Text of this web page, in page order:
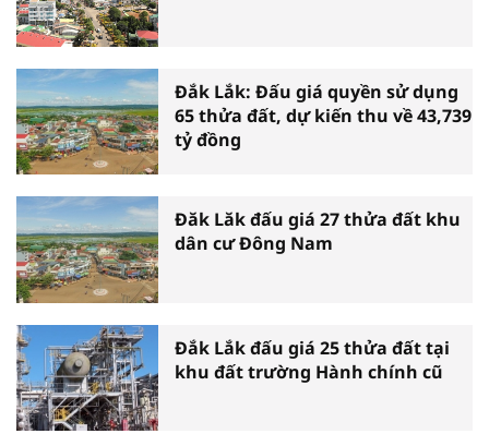
Đắk Lắk: Đấu giá quyền sử dụng
65 thửa đất, dự kiến thu về 43,739
tỷ đồng
Đăk Lăk đấu giá 27 thửa đất khu
dân cư Đông Nam
Đắk Lắk đấu giá 25 thửa đất tại
khu đất trường Hành chính cũ